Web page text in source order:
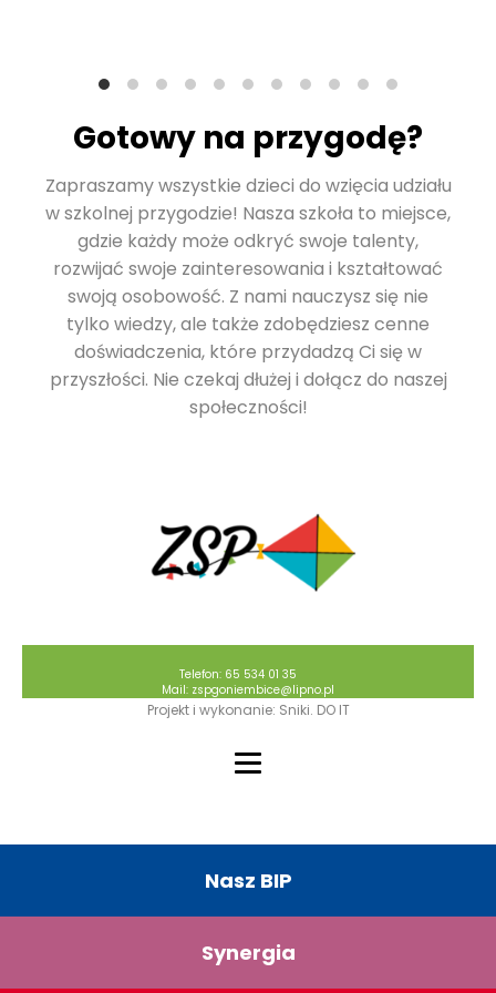
Gotowy na przygodę?
Zapraszamy wszystkie dzieci do wzięcia udziału
w szkolnej przygodzie! Nasza szkoła to miejsce,
gdzie każdy może odkryć swoje talenty,
rozwijać swoje zainteresowania i kształtować
swoją osobowość. Z nami nauczysz się nie
tylko wiedzy, ale także zdobędziesz cenne
doświadczenia, które przydadzą Ci się w
przyszłości. Nie czekaj dłużej i dołącz do naszej
społeczności!
Telefon: 65 534 01 35
Mail: zspgoniembice@lipno.pl
Projekt i wykonanie: Sniki. DO IT
Nasz BIP
Synergia